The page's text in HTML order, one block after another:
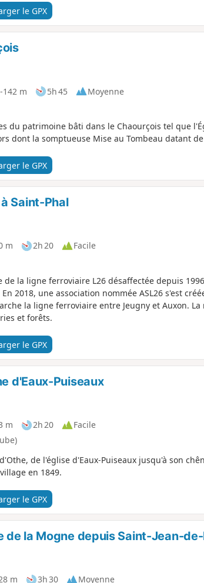
le GPX
-142 m 5h 45
Moyenne
du patrimoine bâti dans le Chaourçois tel que
dont la somptueuse Mise au Tombeau datant de
le GPX
Saint-Phal
m 2h 20
Facile
la ligne ferroviaire L26 désaffectée depuis
2018, une association nommée ASL26 s'est
la ligne ferroviaire entre Jeugny et Auxon. La
et forêts.
le GPX
d'Eaux-Puiseaux
m 2h 20
Facile
de l'église d'Eaux-Puiseaux jusqu'à son
en 1849.
le GPX
de la Mogne depuis Saint-Jean-
m 3h 30 Moyenne